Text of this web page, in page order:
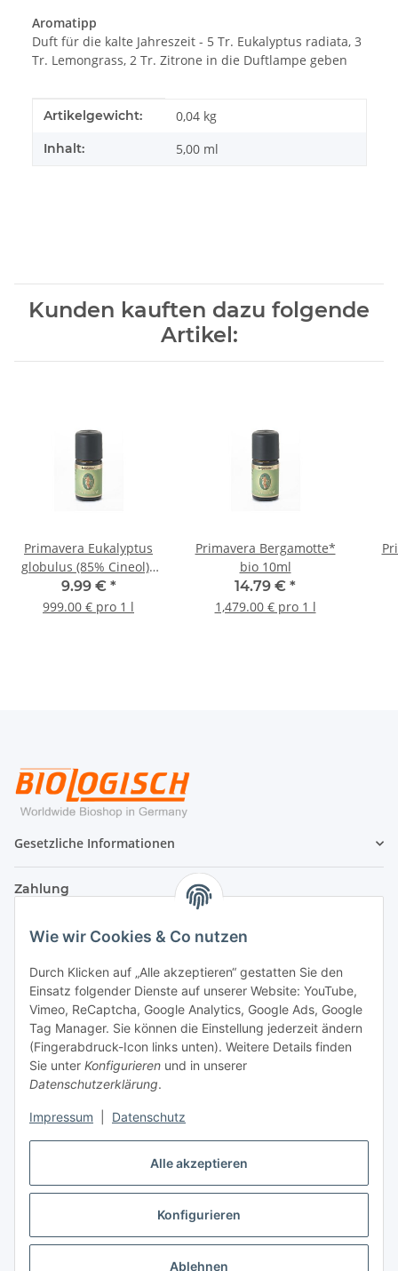
Alle akzeptieren
Konfigurieren
Ablehnen
Wie wir Cookies & Co nutzen
Durch Klicken auf „Alle akzeptieren“ gestatten Sie den
Einsatz folgender Dienste auf unserer Website: YouTube,
Vimeo, ReCaptcha, Google Analytics, Google Ads, Google
Tag Manager. Sie können die Einstellung jederzeit ändern
(Fingerabdruck-Icon links unten). Weitere Details finden
Sie unter Konfigurieren und in unserer
Datenschutzerklärung.
Impressum Datenschutz
Aromatipp
Duft für die kalte Jahreszeit - 5 Tr. Eukalyptus radiata, 3
Tr. Lemongrass, 2 Tr. Zitrone in die Duftlampe geben
Produkteigenschaft
Wert
Artikelgewicht: 0,04 kg
Inhalt: 5,00 ml
Kunden kauften dazu folgende
Artikel:
Primavera Eukalyptus
globulus (85% Cineol)*
bio 10ml
9.99 € *
999.00 € pro 1 l
Primavera Bergamotte*
bio 10ml
14.79 € *
1,479.00 € pro 1 l
Gesetzliche Informationen
Zahlung
Versand
Vertrag widerrufen
* Alle Preise inkl. gesetzlicher USt., zzgl.